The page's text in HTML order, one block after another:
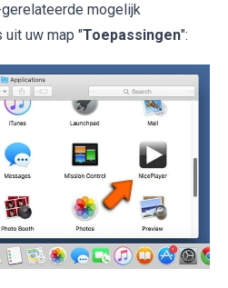
mogelijk
uit uw map "Toepassingen":